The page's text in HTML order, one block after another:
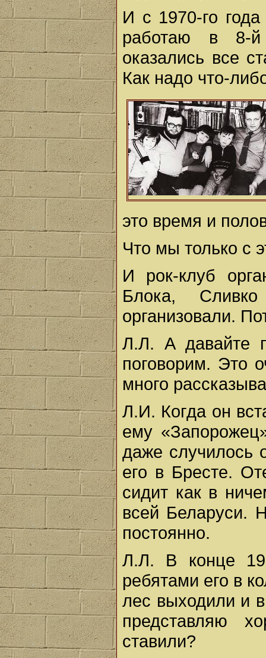
И с 1970-го
работаю в 8-
оказались все
Как надо что-
это время и
Что мы только с
И рок-клуб
Блока,
организовали.
Л.Л. А давайте
поговорим. Это
много
Л.И. Когда он
ему
даже случилось
его в Бресте.
сидит как в
всей Беларуси.
постоянно.
Л.Л. В конце
ребятами его в
лес выходили и
представляю
ставили?